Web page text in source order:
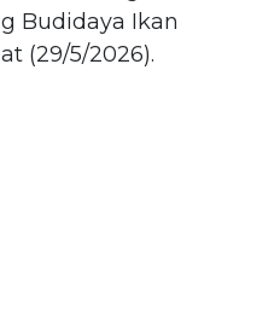
Budidaya Ikan
(29/5/2026).